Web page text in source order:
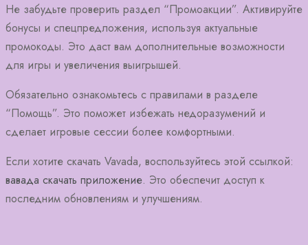
Не забудьте проверить раздел “Промоакции”. Активируйте
бонусы и спецпредложения, используя актуальные
промокоды. Это даст вам дополнительные возможности
для игры и увеличения выигрышей.
Обязательно ознакомьтесь с правилами в разделе
“Помощь”. Это поможет избежать недоразумений и
сделает игровые сессии более комфортными.
Если хотите скачать Vavada, воспользуйтесь этой ссылкой:
вавада скачать приложение. Это обеспечит доступ к
последним обновлениям и улучшениям.